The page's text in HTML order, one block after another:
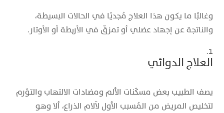
وغالبًا ما يكون هذا العلاج مُجديًا في الحالات البسيطة،
والناتجة عن إجهاد عضلي أو تمزقّ في الأربطة أو الأوتار.
العلاج الدوائي
يصف الطبيب بعض مسكّنات الألم ومضادات الالتهاب والتوّرم
لتخليص المريض من المُسبب الأول لآلام الذراع، ألا وهو